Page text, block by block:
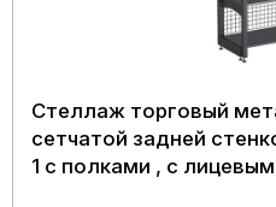
Стеллаж торговый
сетчатой задней
1 с полками , с